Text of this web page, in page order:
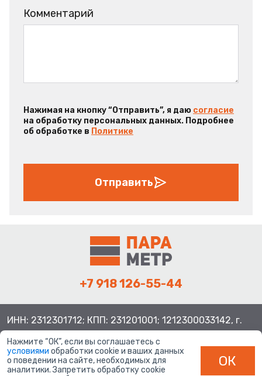
Комментарий
Нажимая на кнопку “Отправить”, я даю согласие
на обработку персональных данных. Подробнее
об обработке в Политике
Отправить
+7 918 126-55-44
ИНН: 2312301712; КПП: 231201001; 1212300033142, г.
Нажмите “ОК”, если вы соглашаетесь с
условиями обработки cookie и ваших данных
о поведении на сайте, необходимых для
аналитики. Запретить обработку cookie
ОК